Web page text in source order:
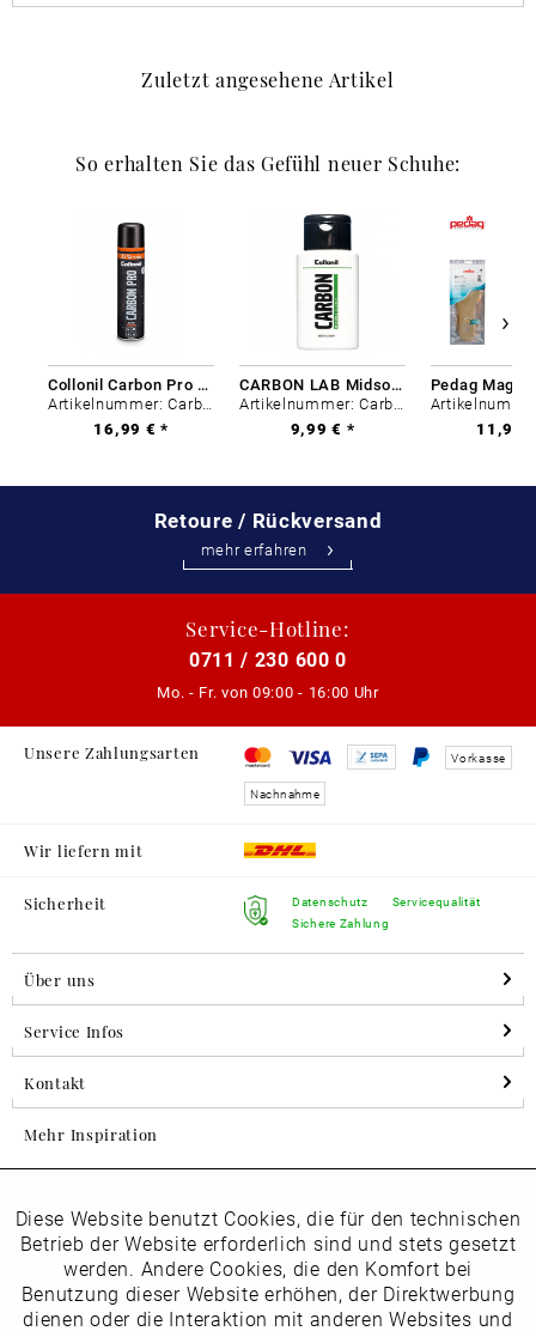
Zuletzt angesehene Artikel
So erhalten Sie das Gefühl neuer Schuhe:
Collonil Carbon Pro 400 ml
Artikelnummer: Carbon-0
16,99 € *
CARBON LAB Midsole Cleaner
Artikelnummer: Carbon-0
9,99 € *
11,99
Retoure / Rückversand
mehr erfahren
Service-Hotline:
0711 / 230 600 0
Mo. - Fr. von 09:00 - 16:00 Uhr
Unsere Zahlungsarten Vorkasse
Nachnahme
Wir liefern mit
Sicherheit
Datenschutz
Sichere Zahlung
Servicequalität
Über uns
Service Infos
Kontakt
Mehr Inspiration
Folgen Sie uns auf Instagram
horsch_schuhe
Funktionale Aktiv
Marketing Inaktiv
Diese Website benutzt Cookies, die für den technischen
Betrieb der Website erforderlich sind und stets gesetzt
werden. Andere Cookies, die den Komfort bei
Benutzung dieser Website erhöhen, der Direktwerbung
dienen oder die Interaktion mit anderen Websites und